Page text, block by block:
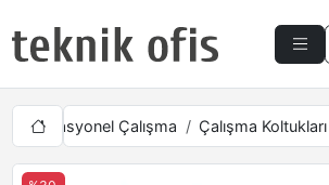
Operasyonel Çalışma Çalışma Koltukları